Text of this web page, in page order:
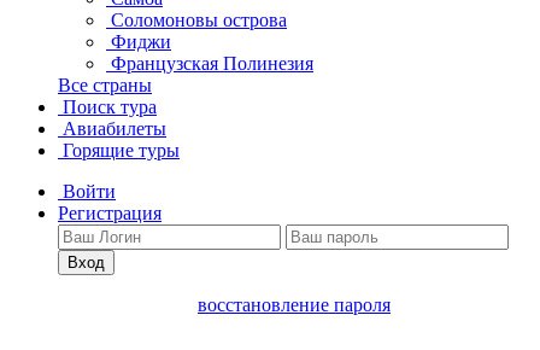
Соломоновы острова
Фиджи
Французская Полинезия
Все страны
Поиск тура
Авиабилеты
Горящие туры
Войти
Регистрация
Вход
восстановление пароля